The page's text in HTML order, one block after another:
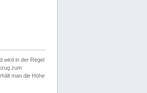
wird in der Regel
zum
man die Höhe